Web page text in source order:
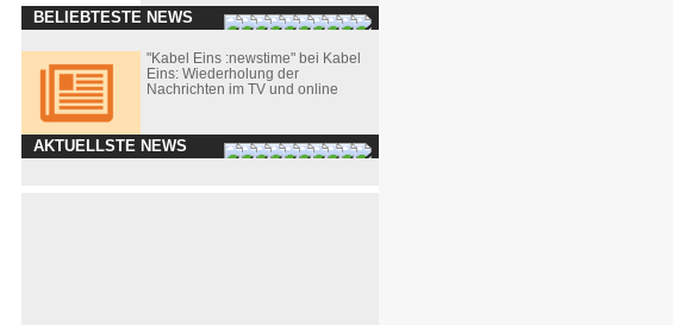
BELIEBTESTE NEWS
"Kabel Eins :newstime" bei Kabel
Eins: Wiederholung der
Nachrichten im TV und online
AKTUELLSTE NEWS